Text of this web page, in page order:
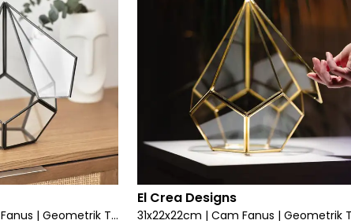
31x22x22cm | Cam Fanus | Geometrik Teraryum | Kapaklı | Çikolata Kutusu | Siyah
El Crea Designs